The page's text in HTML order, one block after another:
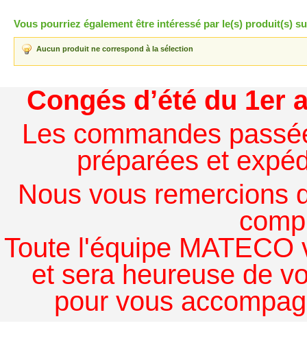
Vous pourriez également être intéressé par le(s) produit(s)
Aucun produit ne correspond à la sélection
Congés d’été du 1er
Les commandes
préparées et
Nous vous remercions
Toute l'équipe
et sera heureuse de
pour vous